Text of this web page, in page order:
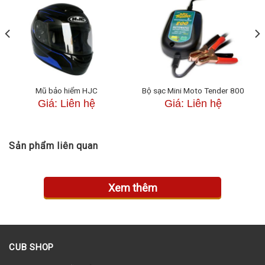
lệch tay lái, bộ giảm xóc điều khiển điện tử của
Honda (HESD) tinh vi hơn nhiều. Nó cũng phát hiện
tốc độ xe, và điều chỉnh giảm xóc theo tỷ lệ. Điều đó
giúp duy trì khả năng cơ động tốc độ thấp trong khi
cung cấp khả năng xử lý tốc độ cao tuyệt vời, có thể
dự đoán được.
Mũ bảo hiểm HJC
Giá: Liên hệ
Bộ sạc Mini Moto Tender 800
Giá: Liên hệ
Sản phẩm liên quan
Xem thêm
CUB SHOP